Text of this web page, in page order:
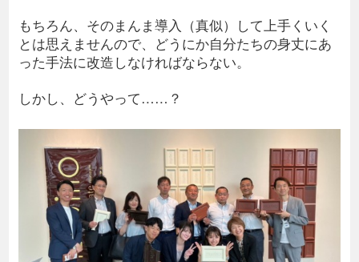
もちろん、そのまんま導入（真似）して上手くいく
とは思えませんので、どうにか自分たちの身丈にあ
った手法に改造しなければならない。
しかし、どうやって……？